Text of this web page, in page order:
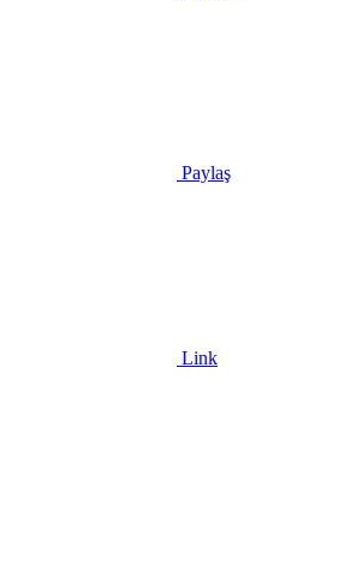
Paylaş
Link